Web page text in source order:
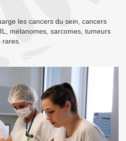
les cancers du sein, cancers
mélanomes, sarcomes, tumeurs